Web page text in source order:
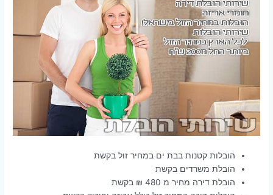
הובלות קטנות בבת ים במחיר זול בקשת
הובלת משרדים בקשת
הובלת דירה מחיר מ 480 ₪ בקשת